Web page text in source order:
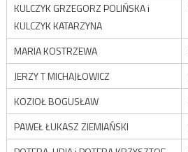
KULCZYK GRZEGORZ POLIŃSKA i
KULCZYK KATARZYNA
MARIA KOSTRZEWA
JERZY T MICHAJŁOWICZ
KOZIOŁ BOGUSŁAW
PAWEŁ ŁUKASZ ZIEMIAŃSKI